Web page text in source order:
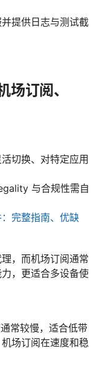
提供日志与测试截
场订阅、
切换、对特定应用
与合规性需自
完整指南、优缺
，而机场订阅通常
，更适合多设备使
常较慢，适合低带
场订阅在速度和稳